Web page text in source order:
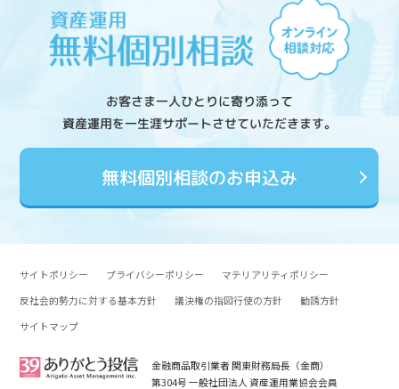
お客さま一人ひとりに寄り添って
資産運用を一生涯サポートさせていただきます。
無料個別相談のお申込み
サイトポリシー プライバシーポリシー
マテリアリティポリシー
反社会的勢力に対する基本方針
議決権の指図行使の方針
勧誘方針
サイトマップ
金融商品取引業者 関東財務局長（金商）
第304号 一般社団法人 資産運用業協会会員